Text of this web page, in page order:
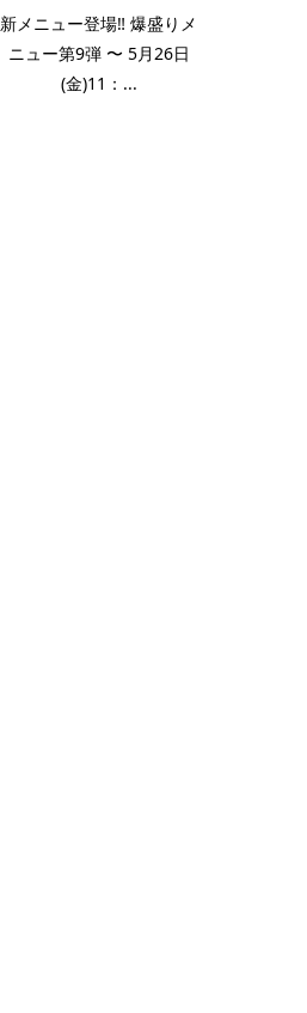
新メニュー登場‼️ 爆盛りメ
ニュー第9弾 〜 5月26日
(金)11：...